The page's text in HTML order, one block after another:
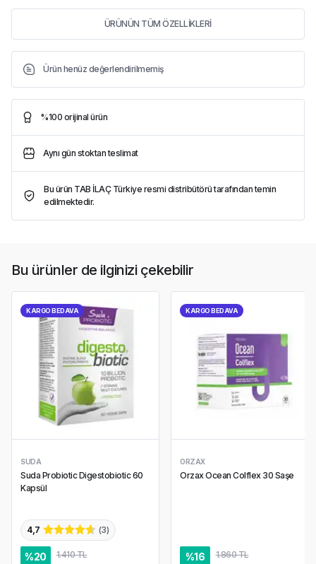
ÜRÜNÜN TÜM ÖZELLİKLERİ
Ürün henüz değerlendirilmemiş
%100 orijinal ürün
Aynı gün stoktan teslimat
Bu ürün TAB İLAÇ Türkiye resmi distribütörü tarafından temin
edilmektedir.
Bu ürünler de ilginizi çekebilir
KARGO BEDAVA
SUDA
Suda Probiotic Digestobiotic 60
Kapsül
4,7 (3)
%20 1.410 TL
KARGO BEDAVA
ORZAX
Orzax Ocean Colflex 30 Saşe
%16 1.860 TL